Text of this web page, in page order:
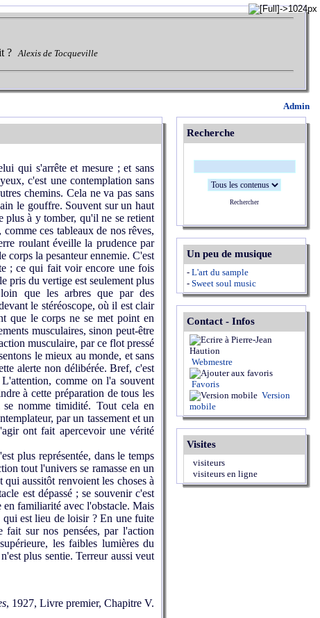
? Alexis de Tocqueville
Admin
qui s'arrête et mesure ; et sans
c'est une contemplation sans
chemins. Cela ne va pas sans
le gouffre. Souvent sur un haut
plus à y tomber, qu'il ne se retient
ces tableaux de nos rêves,
roulant éveille la prudence par
corps la pesanteur ennemie. C'est
; ce qui fait voir encore une fois
pris du vertige est seulement plus
que les arbres que par des
le stéréoscope, où il est clair
que le corps ne se met point en
musculaires, sinon peut-être
musculaire, par ce flot pressé
le mieux au monde, et sans
alerte non délibérée. Bref, c'est
comme on l'a souvent
à cette préparation de tous les
nomme timidité. Tout cela en
par un tassement et un
ont fait apercevoir une vérité
plus représentée, dans le temps
tout l'univers se ramasse en un
aussitôt renvoient les choses à
est dépassé ; se souvenir c'est
familiarité avec l'obstacle. Mais
qui est lieu de loisir ? En une fuite
sur nos pensées, par l'action
les faibles lumières du
plus sentie. Terreur aussi veut
, 1927, Livre premier, Chapitre V.
Recherche
Rechercher
Un peu de musique
- L'art du sample
- Sweet soul music
Contact - Infos
Webmestre
Favoris
Version
mobile
Visites
visiteurs
visiteurs en ligne